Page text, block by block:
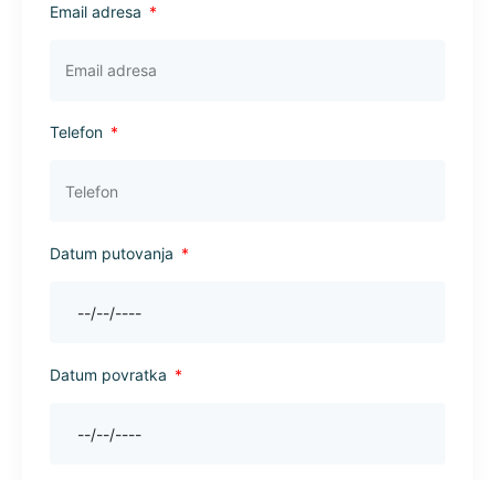
Email adresa
Telefon
Datum putovanja
Datum povratka